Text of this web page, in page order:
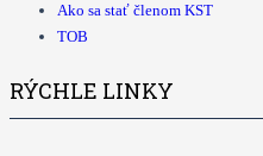
Ako sa stať členom KST
TOB
RÝCHLE LINKY